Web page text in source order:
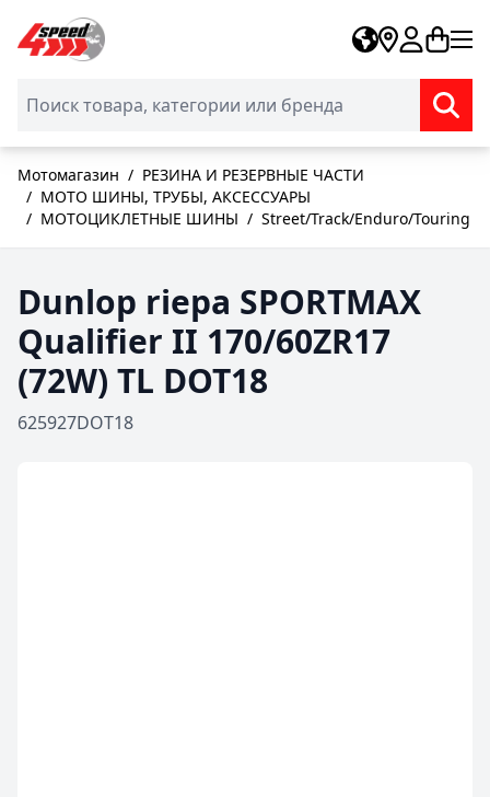
Skip to Content
Мотомагазин / РЕЗИНА И РЕЗЕРВНЫЕ ЧАСТИ
/ MOTO ШИНЫ, ТРУБЫ, АКСЕССУАРЫ
/ МОТОЦИКЛЕТНЫЕ ШИНЫ / Street/Track/Enduro/Touring
Dunlop riepa SPORTMAX
Qualifier II 170/60ZR17
(72W) TL DOT18
625927DOT18